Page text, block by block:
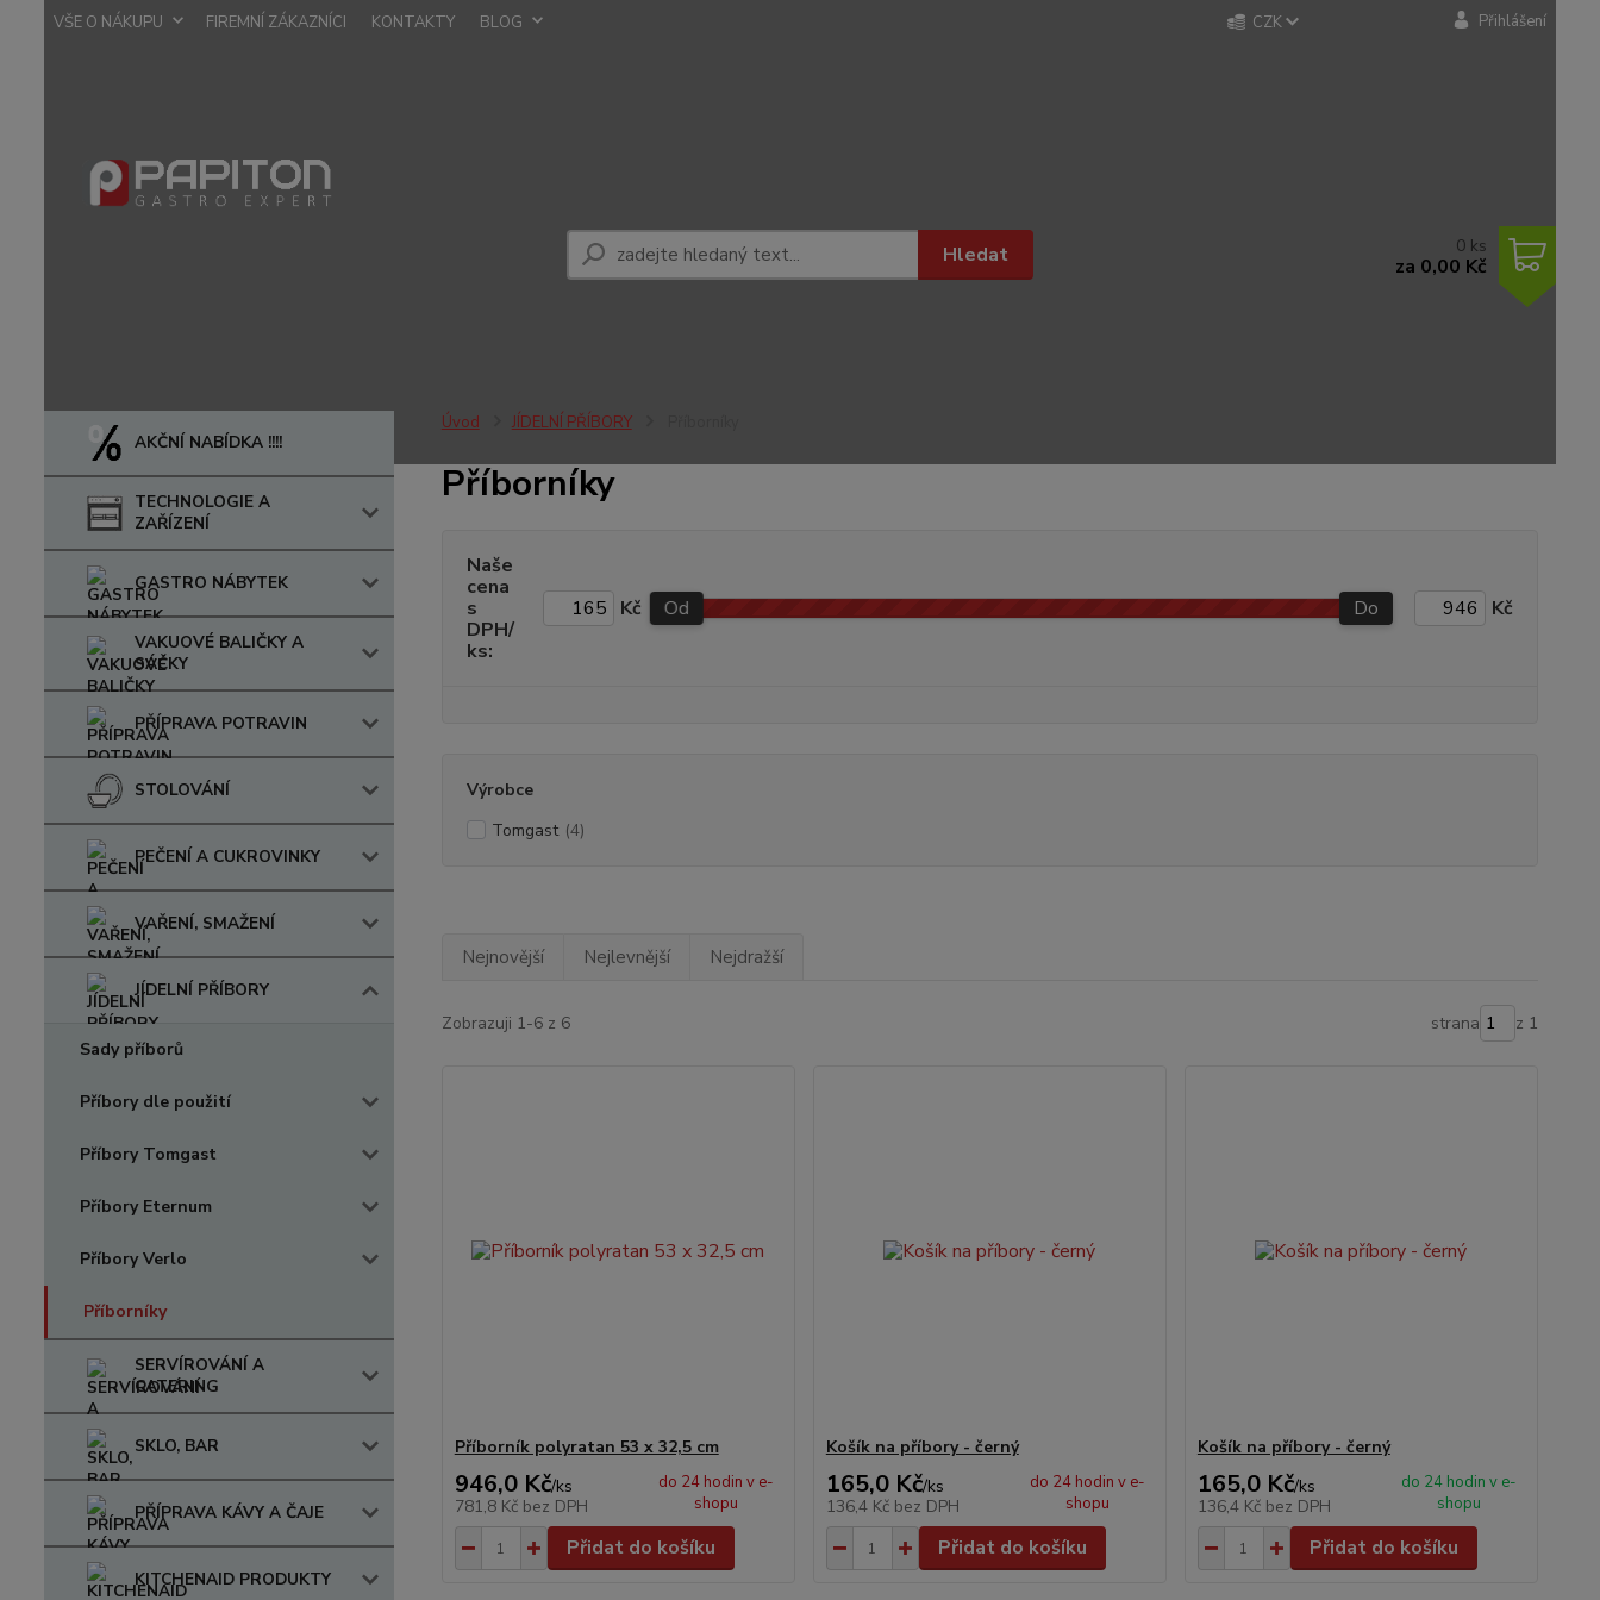
VŠE O NÁKUPU FIREMNÍ ZÁKAZNÍCI KONTAKTY BLOG CZK Přihlášení
Hledat 0 ks
za 0,00 Kč
AKČNÍ NABÍDKA !!!!
TECHNOLOGIE A
ZAŘÍZENÍ
GASTRO NÁBYTEK
VAKUOVÉ BALIČKY A
SÁČKY
PŘÍPRAVA POTRAVIN
STOLOVÁNÍ
PEČENÍ A CUKROVINKY
VAŘENÍ, SMAŽENÍ
JÍDELNÍ PŘÍBORY
Sady příborů
Příbory dle použití
Příbory Tomgast
Příbory Eternum
Příbory Verlo
Příborníky
SERVÍROVÁNÍ A
CATERING
SKLO, BAR
PŘÍPRAVA KÁVY A ČAJE
KITCHENAID PRODUKTY
Úvod JÍDELNÍ PŘÍBORY
Příborníky
Naše
cena
s
DPH/
ks:
Kč Od Do Kč
Výrobce
Tomgast (4)
Nejnovější Nejlevnější Nejdražší
Zobrazuji 1-6 z 6 strana z 1
Příborník polyratan 53 x 32,5 cm
946,0 Kč/ks
781,8 Kč bez DPH
do 24 hodin v e-
shopu
Přidat do košíku
Košík na příbory - černý
165,0 Kč/ks
136,4 Kč bez DPH
do 24 hodin v e-
shopu
Přidat do košíku
Košík na příbory - černý
165,0 Kč/ks
136,4 Kč bez DPH
do 24 hodin v e-
shopu
Přidat do košíku